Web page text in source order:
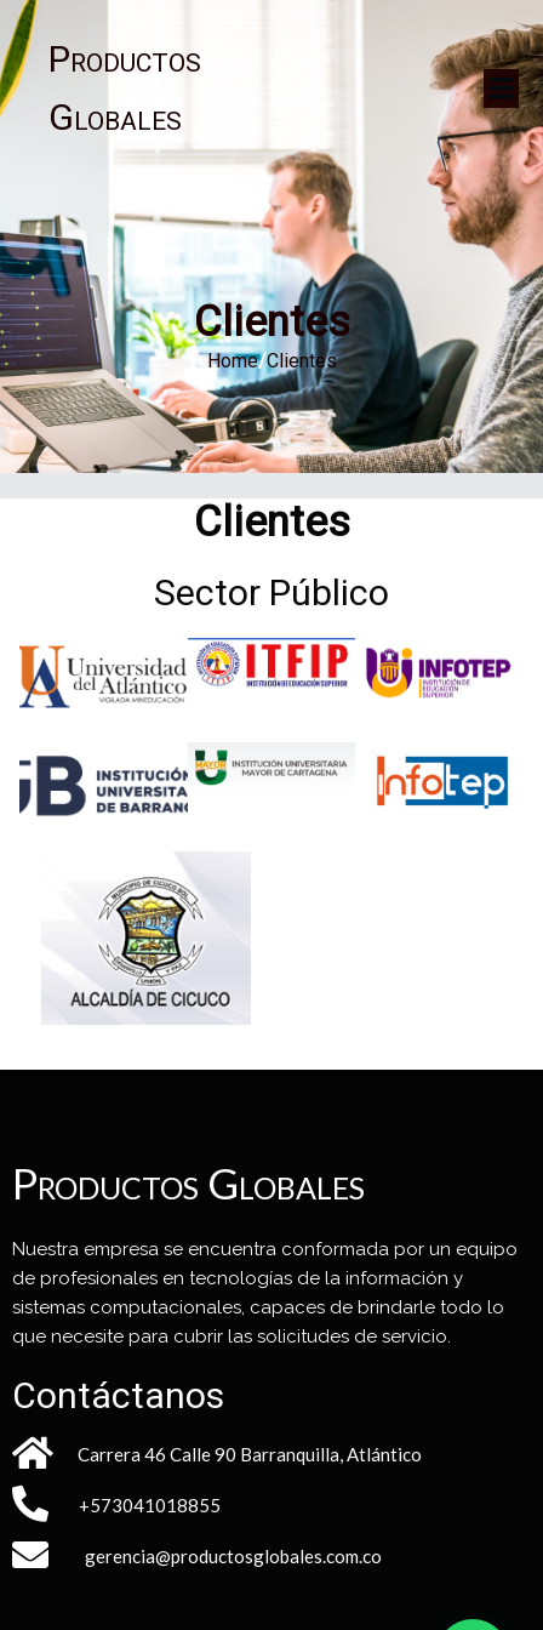
Productos
Globales
Clientes
Home/Clientes
Clientes
Sector Público
Productos Globales
Nuestra empresa se encuentra conformada por un equipo
de profesionales en tecnologías de la información y
sistemas computacionales, capaces de brindarle todo lo
que necesite para cubrir las solicitudes de servicio.
Contáctanos
Carrera 46 Calle 90 Barranquilla, Atlántico
+573041018855
gerencia@productosglobales.com.co